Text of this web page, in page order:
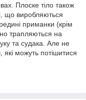
Плоске тіло також
що виробляються
приманки (крім
трапляються на
та судака. Але не
які можуть потішитися